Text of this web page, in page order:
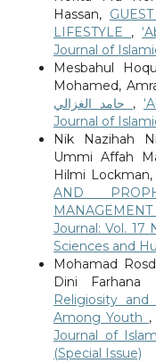
Hassan,
LIFESTYLE ,
Journal of
Mesbahul
Mohamed,
,
Journal of
Nik Nazihah
Ummi Affah
Hilmi Lockman,
AND
Journal: Vol. 17
Sciences and
Mohamad
Dini Farhana
Religiosity
Among Youth
Journal of
(Special Issue)